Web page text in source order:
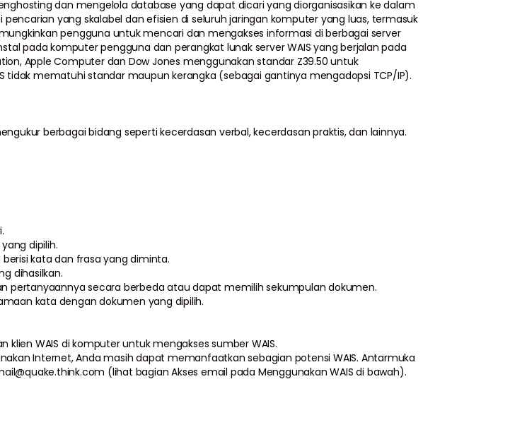
dan mengelola database yang dapat dicari yang diorganisasikan ke dalam
yang skalabel dan efisien di seluruh jaringan komputer yang luas, termasuk
pengguna untuk mencari dan mengakses informasi di berbagai server
pada komputer pengguna dan perangkat lunak server WAIS yang berjalan pada
Apple Computer dan Dow Jones menggunakan standar Z39.50 untuk
mematuhi standar maupun kerangka (sebagai gantinya mengadopsi TCP/IP).
berbagai bidang seperti kecerdasan verbal, kecerdasan praktis, dan lainnya.
dipilih.
kata dan frasa yang diminta.
dihasilkan.
pertanyaannya secara berbeda atau dapat memilih sekumpulan dokumen.
kata dengan dokumen yang dipilih.
WAIS di komputer untuk mengakses sumber WAIS.
Internet, Anda masih dapat memanfaatkan sebagian potensi WAIS. Antarmuka
(lihat bagian Akses email pada Menggunakan WAIS di bawah).